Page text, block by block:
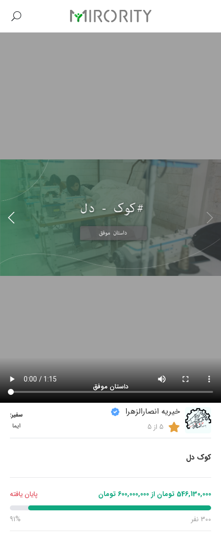
داستان موفق
خیریه انصارالزهرا
5 از 5
سفیر:
ایما
کوک دل
546,130,000 تومان از 600,000,000 تومان پایان یافته
300 نفر 91%